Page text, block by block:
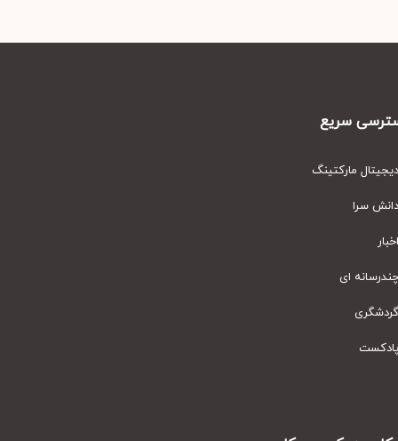
سریع
مارکتینگ
سرا
ای